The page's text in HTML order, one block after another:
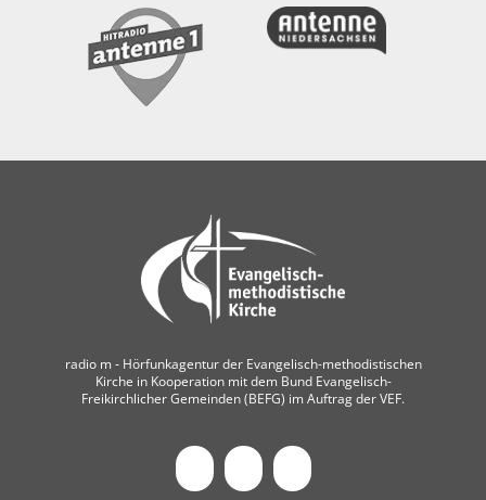
radio m ‐ Hörfunkagentur der Evangelisch-methodistischen
Kirche in Kooperation mit dem Bund Evangelisch-
Freikirchlicher Gemeinden (BEFG) im Auftrag der VEF.